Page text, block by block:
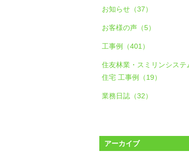
お知らせ（37）
お客様の声（5）
工事例（401）
住友林業・スミリンシステ
住宅 工事例（19）
業務日誌（32）
アーカイブ